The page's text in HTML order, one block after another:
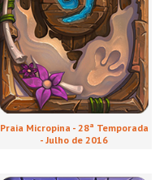
Praia Micropina - 28ª Temporada
- Julho de 2016